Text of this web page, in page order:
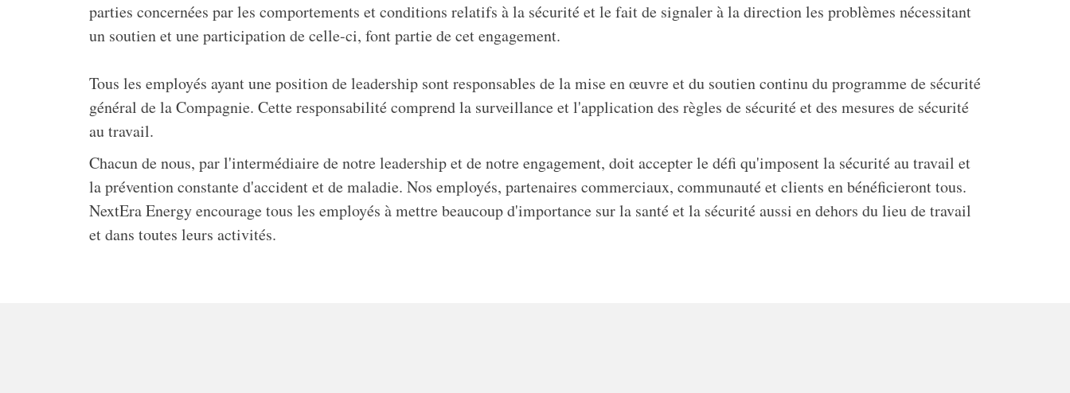
parties concernées par les comportements et conditions relatifs à la sécurité et le fait de signaler à la direction les problèmes nécessitant
un soutien et une participation de celle-ci, font partie de cet engagement.
Tous les employés ayant une position de leadership sont responsables de la mise en œuvre et du soutien continu du programme de sécurité
général de la Compagnie. Cette responsabilité comprend la surveillance et l'application des règles de sécurité et des mesures de sécurité
au travail.
Chacun de nous, par l'intermédiaire de notre leadership et de notre engagement, doit accepter le défi qu'imposent la sécurité au travail et
la prévention constante d'accident et de maladie. Nos employés, partenaires commerciaux, communauté et clients en bénéficieront tous.
NextEra Energy encourage tous les employés à mettre beaucoup d'importance sur la santé et la sécurité aussi en dehors du lieu de travail
et dans toutes leurs activités.